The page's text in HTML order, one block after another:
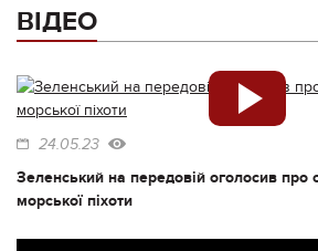
ВІДЕО
24.05.23
Зеленський на передовій оголосив про
морської піхоти